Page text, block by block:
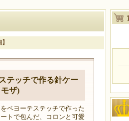
は当店が負担いたします
お気に入りリスト 大口注文はこちら
テッチで作る針ケー
ザ)
ペヨーテステッチで作った
トで包んだ、コロンと可愛